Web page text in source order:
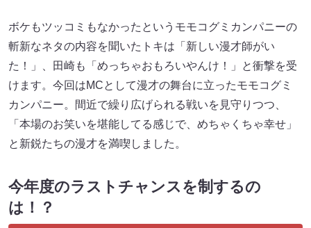
ボケもツッコミもなかったというモモコグミカンパニーの
斬新なネタの内容を聞いたトキは「新しい漫才師がい
た！」、田崎も「めっちゃおもろいやんけ！」と衝撃を受
けます。今回はMCとして漫才の舞台に立ったモモコグミ
カンパニー。間近で繰り広げられる戦いを見守りつつ、
「本場のお笑いを堪能してる感じで、めちゃくちゃ幸せ」
と新鋭たちの漫才を満喫しました。
今年度のラストチャンスを制するの
は！？